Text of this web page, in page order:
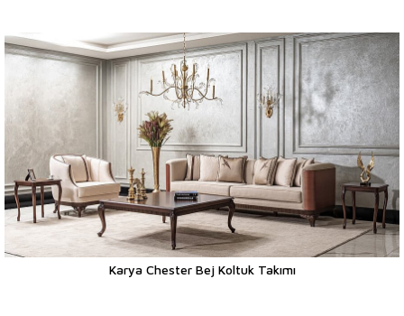
Karya Chester Bej Koltuk Takımı